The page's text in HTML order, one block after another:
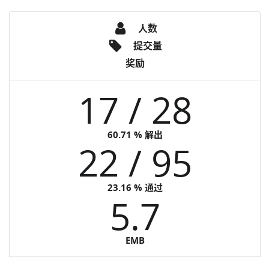
人数
提交量
奖励
17 / 28
60.71 % 解出
22 / 95
23.16 % 通过
5.7
EMB